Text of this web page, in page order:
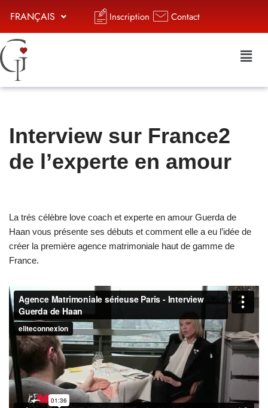
Aller
contenu
FRANÇAIS Inscription Contact
Interview sur France2
de l’experte en amour
La trés célèbre love coach et experte en amour Guerda de
Haan vous présente ses débuts et comment elle a eu l’idée de
créer la première agence matrimoniale haut de gamme de
France.